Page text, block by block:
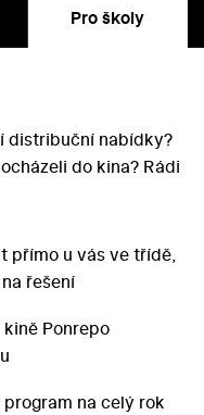
Pro školy
distribuční nabídky?
do kina? Rádi
přímo u vás ve třídě,
řešení
Ponrepo
na celý rok